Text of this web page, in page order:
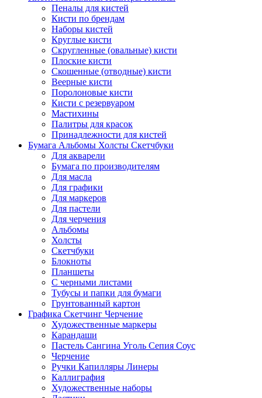
Пеналы для кистей
Кисти по брендам
Наборы кистей
Круглые кисти
Скругленные (овальные) кисти
Плоские кисти
Скошенные (отводные) кисти
Веерные кисти
Поролоновые кисти
Кисти с резервуаром
Мастихины
Палитры для красок
Принадлежности для кистей
Бумага Альбомы Холсты Скетчбуки
Для акварели
Бумага по производителям
Для масла
Для графики
Для маркеров
Для пастели
Для черчения
Альбомы
Холсты
Скетчбуки
Блокноты
Планшеты
С черными листами
Тубусы и папки для бумаги
Грунтованный картон
Графика Скетчинг Черчение
Художественные маркеры
Карандаши
Пастель Сангина Уголь Сепия Соус
Черчение
Ручки Капилляры Линеры
Каллиграфия
Художественные наборы